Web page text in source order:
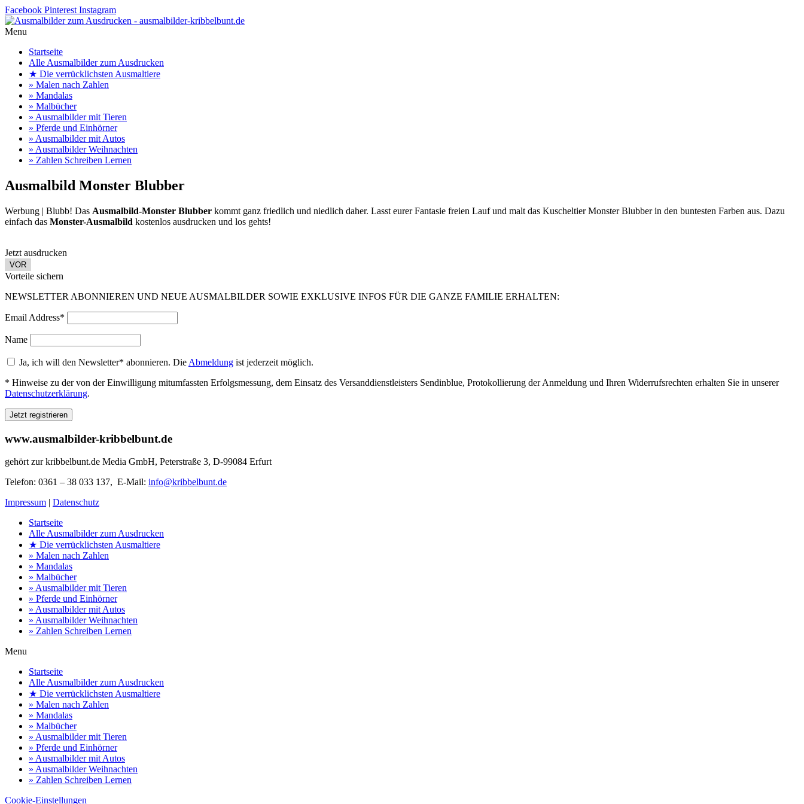
Facebook Pinterest Instagram
Menu
Startseite
Alle Ausmalbilder zum Ausdrucken
★ Die verrücklichsten Ausmaltiere
» Malen nach Zahlen
» Mandalas
» Malbücher
» Ausmalbilder mit Tieren
» Pferde und Einhörner
» Ausmalbilder mit Autos
» Ausmalbilder Weihnachten
» Zahlen Schreiben Lernen
Ausmalbild Monster Blubber
Werbung | Blubb! Das Ausmalbild-Monster Blubber kommt ganz friedlich und niedlich daher. Lasst eurer Fantasie freien Lauf und malt das Kuscheltier Monster Blubber in den buntesten Farben aus. Dazu
einfach das Monster-Ausmalbild kostenlos ausdrucken und los gehts!
Jetzt ausdrucken
VOR
Vorteile sichern
NEWSLETTER ABONNIEREN UND NEUE AUSMALBILDER SOWIE EXKLUSIVE INFOS FÜR DIE GANZE FAMILIE ERHALTEN:
Email Address*
Name
Ja, ich will den Newsletter* abonnieren. Die Abmeldung ist jederzeit möglich.
* Hinweise zu der von der Einwilligung mitumfassten Erfolgsmessung, dem Einsatz des Versanddienstleisters Sendinblue, Protokollierung der Anmeldung und Ihren Widerrufsrechten erhalten Sie in unserer
Datenschutzerklärung.
www.ausmalbilder-kribbelbunt.de
gehört zur kribbelbunt.de Media GmbH, Peterstraße 3, D-99084 Erfurt
Telefon: 0361 – 38 033 137, E-Mail: info@kribbelbunt.de
Impressum | Datenschutz
Startseite
Alle Ausmalbilder zum Ausdrucken
★ Die verrücklichsten Ausmaltiere
» Malen nach Zahlen
» Mandalas
» Malbücher
» Ausmalbilder mit Tieren
» Pferde und Einhörner
» Ausmalbilder mit Autos
» Ausmalbilder Weihnachten
» Zahlen Schreiben Lernen
Menu
Startseite
Alle Ausmalbilder zum Ausdrucken
★ Die verrücklichsten Ausmaltiere
» Malen nach Zahlen
» Mandalas
» Malbücher
» Ausmalbilder mit Tieren
» Pferde und Einhörner
» Ausmalbilder mit Autos
» Ausmalbilder Weihnachten
» Zahlen Schreiben Lernen
Cookie-Einstellungen